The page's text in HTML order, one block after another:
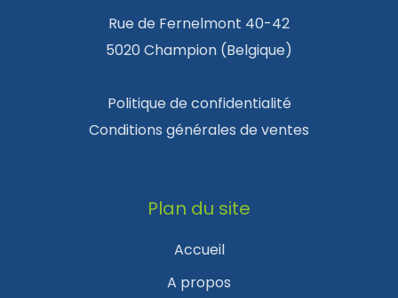
Rue de Fernelmont 40-42
5020 Champion (Belgique)
Politique de confidentialité
Conditions générales de ventes
Plan du site
Accueil
A propos